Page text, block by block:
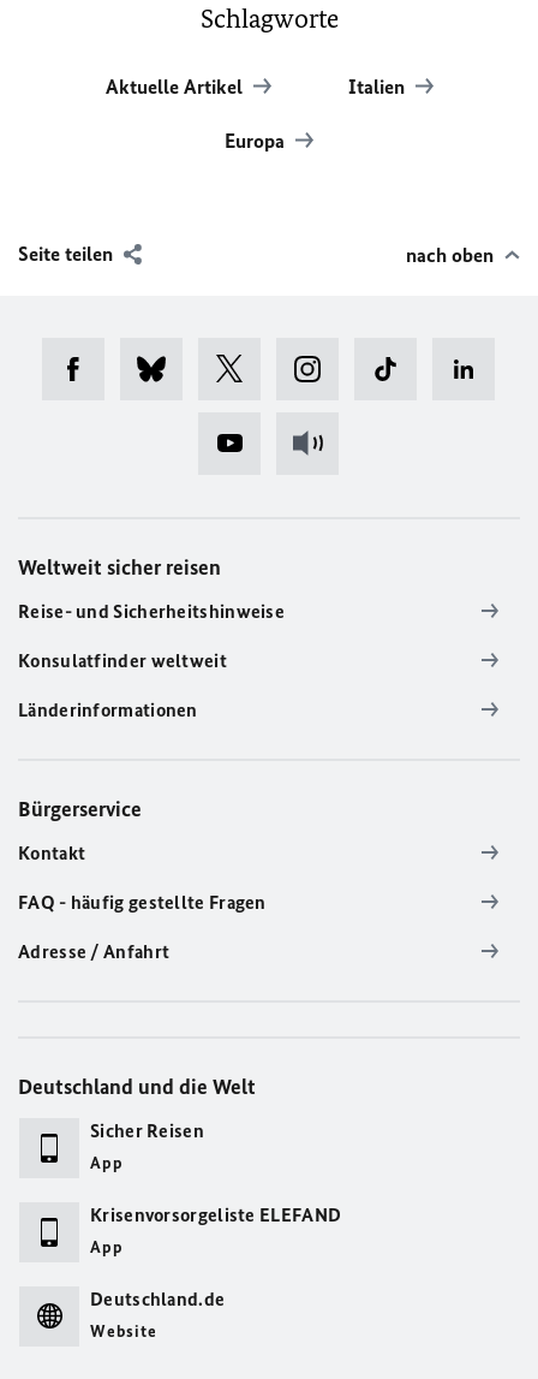
Schlagworte
Aktuelle Artikel Italien
Europa
Seite teilen nach oben
Weltweit sicher reisen
Reise- und Sicherheitshinweise
Konsulatfinder weltweit
Länderinformationen
Bürgerservice
Kontakt
FAQ - häufig gestellte Fragen
Adresse / Anfahrt
Deutschland und die Welt
Sicher Reisen
App
Krisenvorsorgeliste ELEFAND
App
Deutschland.de
Website